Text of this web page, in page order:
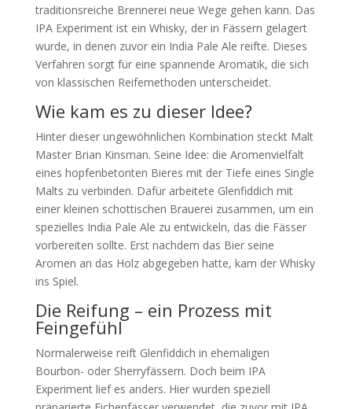
traditionsreiche Brennerei neue Wege gehen kann. Das
IPA Experiment ist ein Whisky, der in Fässern gelagert
wurde, in denen zuvor ein India Pale Ale reifte. Dieses
Verfahren sorgt für eine spannende Aromatik, die sich
von klassischen Reifemethoden unterscheidet.
Wie kam es zu dieser Idee?
Hinter dieser ungewöhnlichen Kombination steckt Malt
Master Brian Kinsman. Seine Idee: die Aromenvielfalt
eines hopfenbetonten Bieres mit der Tiefe eines Single
Malts zu verbinden. Dafür arbeitete Glenfiddich mit
einer kleinen schottischen Brauerei zusammen, um ein
spezielles India Pale Ale zu entwickeln, das die Fässer
vorbereiten sollte. Erst nachdem das Bier seine
Aromen an das Holz abgegeben hatte, kam der Whisky
ins Spiel.
Die Reifung – ein Prozess mit
Feingefühl
Normalerweise reift Glenfiddich in ehemaligen
Bourbon- oder Sherryfässern. Doch beim IPA
Experiment lief es anders. Hier wurden speziell